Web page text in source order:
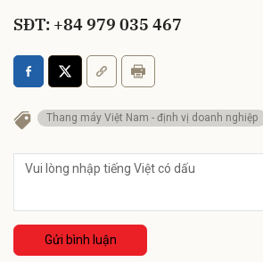
SĐT: +84 979 035 467
Thang máy Việt Nam - định vị doanh nghiệp
Gửi bình luận